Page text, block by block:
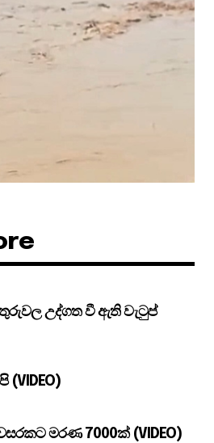
උද්ගත වී ඇති වැටුප්
මරණ 7000ක් (VIDEO)